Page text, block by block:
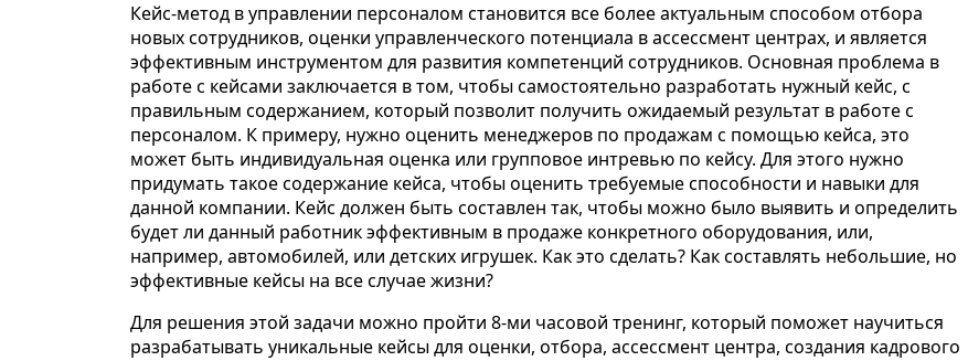
Кейс-метод в управлении персоналом становится все более актуальным способом отбора
новых сотрудников, оценки управленческого потенциала в ассессмент центрах, и является
эффективным инструментом для развития компетенций сотрудников. Основная проблема в
работе с кейсами заключается в том, чтобы самостоятельно разработать нужный кейс, с
правильным содержанием, который позволит получить ожидаемый результат в работе с
персоналом. К примеру, нужно оценить менеджеров по продажам с помощью кейса, это
может быть индивидуальная оценка или групповое интревью по кейсу. Для этого нужно
придумать такое содержание кейса, чтобы оценить требуемые способности и навыки для
данной компании. Кейс должен быть составлен так, чтобы можно было выявить и определить
будет ли данный работник эффективным в продаже конкретного оборудования, или,
например, автомобилей, или детских игрушек. Как это сделать? Как составлять небольшие, но
эффективные кейсы на все случае жизни?
Для решения этой задачи можно пройти 8-ми часовой тренинг, который поможет научиться
разрабатывать уникальные кейсы для оценки, отбора, ассессмент центра, создания кадрового